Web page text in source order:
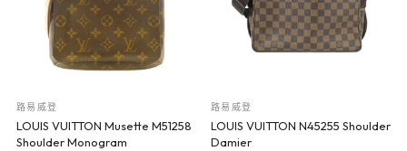
路易威登
LOUIS VUITTON Musette M51258
Shoulder Monogram
路易威登
LOUIS VUITTON N45255 Shoulder
Damier